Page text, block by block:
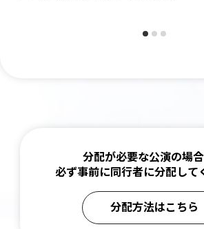
分配が必要な公演の場合
必ず事前に同行者に分配して
分配方法はこちら